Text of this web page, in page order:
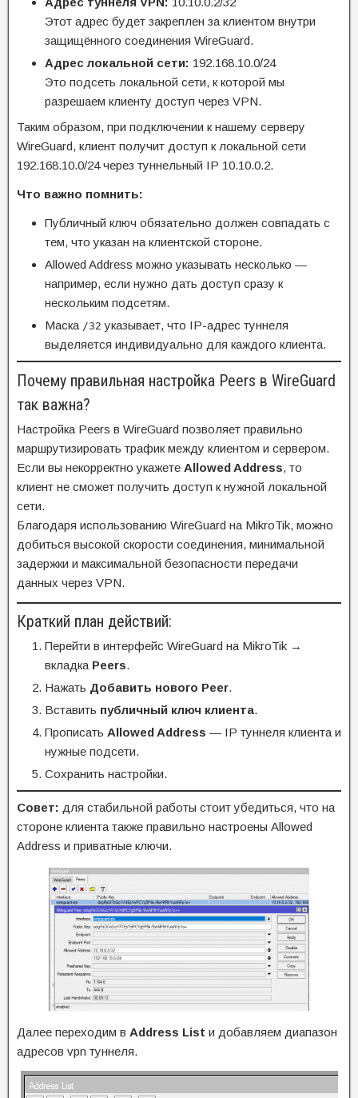
Этот адрес будет закреплен за клиентом внутри
защищённого соединения WireGuard.
Адрес локальной сети: 192.168.10.0/24
Это подсеть локальной сети, к которой мы
разрешаем клиенту доступ через VPN.
Таким образом, при подключении к нашему серверу
WireGuard, клиент получит доступ к локальной сети
192.168.10.0/24 через туннельный IP 10.10.0.2.
Что важно помнить:
Публичный ключ обязательно должен совпадать с
тем, что указан на клиентской стороне.
Allowed Address можно указывать несколько —
например, если нужно дать доступ сразу к
нескольким подсетям.
Маска /32 указывает, что IP-адрес туннеля
выделяется индивидуально для каждого клиента.
Почему правильная настройка Peers в WireGuard
так важна?
Настройка Peers в WireGuard позволяет правильно
маршрутизировать трафик между клиентом и сервером.
Если вы некорректно укажете Allowed Address, то
клиент не сможет получить доступ к нужной локальной
сети.
Благодаря использованию WireGuard на MikroTik, можно
добиться высокой скорости соединения, минимальной
задержки и максимальной безопасности передачи
данных через VPN.
Краткий план действий:
Перейти в интерфейс WireGuard на MikroTik →
вкладка Peers.
Нажать Добавить нового Peer.
Вставить публичный ключ клиента.
Прописать Allowed Address — IP туннеля клиента и
нужные подсети.
Сохранить настройки.
Совет: для стабильной работы стоит убедиться, что на
стороне клиента также правильно настроены Allowed
Address и приватные ключи.
Далее переходим в Address List и добавляем диапазон
адресов vpn туннеля.